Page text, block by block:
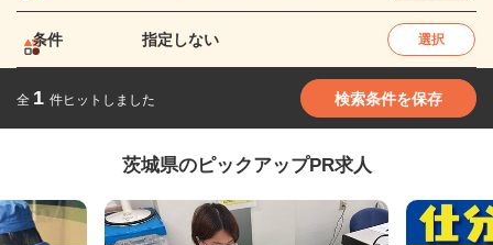
条件 指定しない 選択
全 1 件ヒットしました 検索条件を保存
茨城県のピックアップPR求人